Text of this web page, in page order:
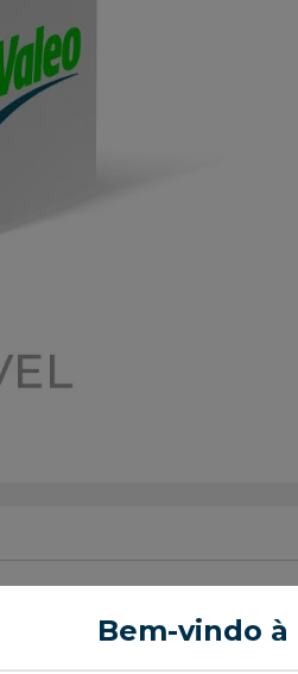
Bem-vindo à